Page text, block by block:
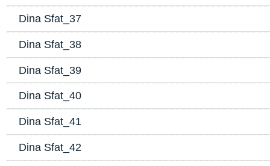
Dina Sfat_37
Dina Sfat_38
Dina Sfat_39
Dina Sfat_40
Dina Sfat_41
Dina Sfat_42